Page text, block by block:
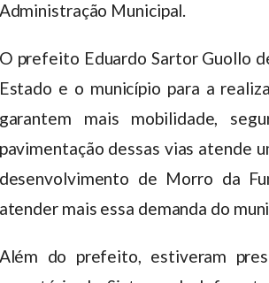
Administração Municipal.
O prefeito Eduardo Sartor Guollo
Estado e o município para a
garantem mais mobilidade,
pavimentação dessas vias atende
desenvolvimento de Morro da
atender mais essa demanda do
Além do prefeito, estiveram